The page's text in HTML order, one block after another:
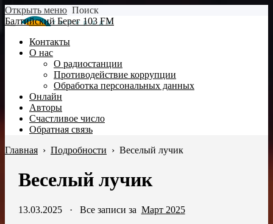
Открыть меню Поиск
Балтийский Берег 103 FM
Контакты
О нас
О радиостанции
Противодействие коррупции
Обработка персональных данных
Онлайн
Авторы
Счастливое число
Обратная связь
Главная › Подробности › Веселый лучик
Веселый лучик
13.03.2025· Все записи за Март 2025